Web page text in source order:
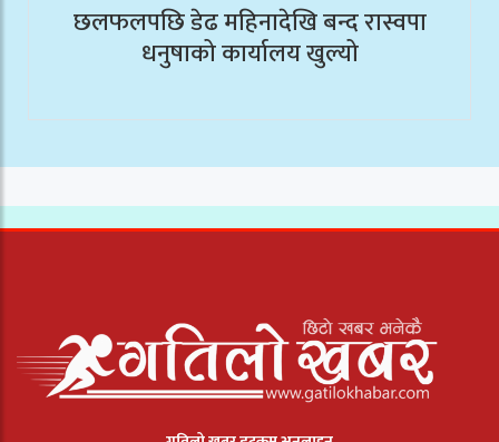
छलफलपछि डेढ महिनादेखि बन्द रास्वपा
धनुषाको कार्यालय खुल्यो